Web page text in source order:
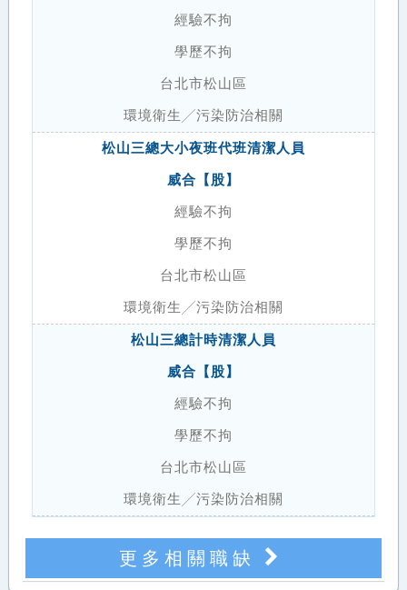
經驗不拘
學歷不拘
台北市松山區
環境衛生╱污染防治相關
松山三總大小夜班代班清潔人員
威合【股】
經驗不拘
學歷不拘
台北市松山區
環境衛生╱污染防治相關
松山三總計時清潔人員
威合【股】
經驗不拘
學歷不拘
台北市松山區
環境衛生╱污染防治相關
更多相關職缺